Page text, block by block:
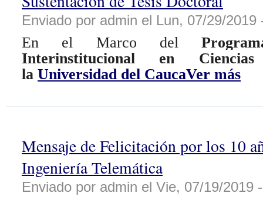
Enviado por admin el Lun, 07/29/2019
En el Marco del
Interinstitucional en
la Universidad del CaucaVer más
Mensaje de Felicitación por los 10
Ingeniería Telemática
Enviado por admin el Vie, 07/19/2019